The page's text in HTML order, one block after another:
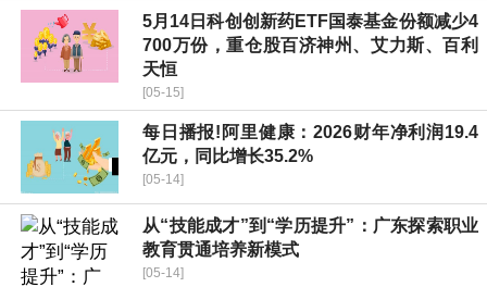
5月14日科创创新药ETF国泰基金份额减少4
700万份，重仓股百济神州、艾力斯、百利
天恒
[05-15]
每日播报!阿里健康：2026财年净利润19.4
亿元，同比增长35.2%
[05-14]
从“技能成才”到“学历提升”：广东探索职业
教育贯通培养新模式
[05-14]